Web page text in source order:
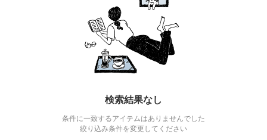
検索結果なし
条件に一致するアイテムはありませんでした
絞り込み条件を変更してください